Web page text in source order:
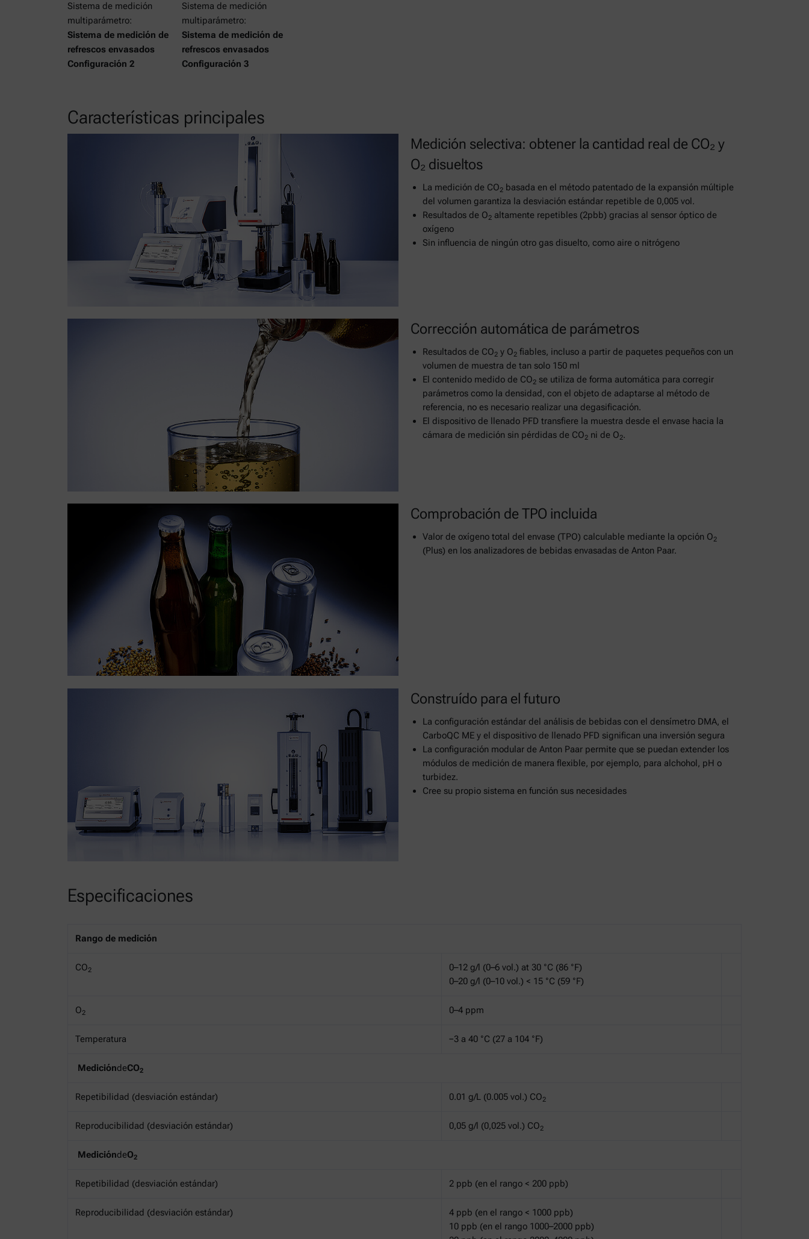
Sistema de medición
multiparámetro:
Sistema de medición de
refrescos envasados
Configuración 2
Sistema de medición
multiparámetro:
Sistema de medición de
refrescos envasados
Configuración 3
Características principales
Medición selectiva: obtener la cantidad real de CO₂ y
O₂ disueltos
La medición de CO2 basada en el método patentado de la expansión múltiple
del volumen garantiza la desviación estándar repetible de 0,005 vol.
Resultados de O2 altamente repetibles (2pbb) gracias al sensor óptico de
oxígeno
Sin influencia de ningún otro gas disuelto, como aire o nitrógeno
Corrección automática de parámetros
Resultados de CO2 y O2 fiables, incluso a partir de paquetes pequeños con un
volumen de muestra de tan solo 150 ml
El contenido medido de CO2 se utiliza de forma automática para corregir
parámetros como la densidad, con el objeto de adaptarse al método de
referencia, no es necesario realizar una degasificación.
El dispositivo de llenado PFD transfiere la muestra desde el envase hacia la
cámara de medición sin pérdidas de CO2 ni de O2.
Comprobación de TPO incluida
Valor de oxígeno total del envase (TPO) calculable mediante la opción O2
(Plus) en los analizadores de bebidas envasadas de Anton Paar.
Construído para el futuro
La configuración estándar del análisis de bebidas con el densímetro DMA, el
CarboQC ME y el dispositivo de llenado PFD significan una inversión segura
La configuración modular de Anton Paar permite que se puedan extender los
módulos de medición de manera flexible, por ejemplo, para alchohol, pH o
turbidez.
Cree su propio sistema en función sus necesidades
Especificaciones
Rango de medición
CO2
0–12 g/l (0–6 vol.) at 30 °C (86 °F)
0–20 g/l (0–10 vol.) < 15 °C (59 °F)
O2 0–4 ppm
Temperatura −3 a 40 °C (27 a 104 °F)
MedicióndeCO2
Repetibilidad (desviación estándar) 0.01 g/L (0.005 vol.) CO2
Reproducibilidad (desviación estándar) 0,05 g/l (0,025 vol.) CO2
MedicióndeO2
Repetibilidad (desviación estándar) 2 ppb (en el rango < 200 ppb)
Reproducibilidad (desviación estándar)
4 ppb (en el rango < 1000 ppb)
10 ppb (en el rango 1000–2000 ppb)